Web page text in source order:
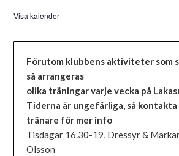
Visa kalender
Förutom klubbens aktiviteter som
så arrangeras
olika träningar varje vecka på
Tiderna är ungefärliga, så
tränare för mer info
Tisdagar 16.30-19, Dressyr &
Olsson